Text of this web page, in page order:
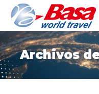
Archivos